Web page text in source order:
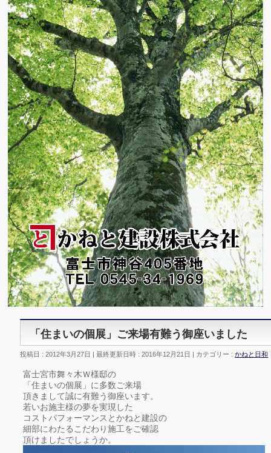
「住まいの個展」ご来場有難う御座いました
投稿日 : 2012年3月27日 最終更新日時 : 2016年12月21日 カテゴリー :かねと日和
富士宮市舞々木Ｗ様邸の
「住まいの個展」に多数ご来場
頂きまして誠に有難う御座います。
若いお施主様の夢を実現した
コストパフォーマンスとかねと建設の
細部にわたるこだわり施工をご確認
頂けましたでしょうか。